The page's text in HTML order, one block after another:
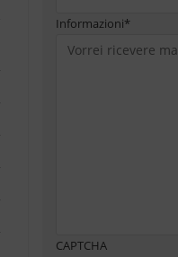
Informazioni*
CAPTCHA